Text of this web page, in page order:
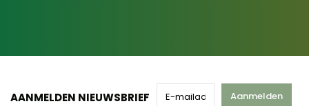
AANMELDEN NIEUWSBRIEF Aanmelden